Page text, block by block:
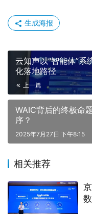
生成海报
云知声以“智能体”
化落地路径
上一篇
WAIC背后的终极命
序？
2025年7月27日 下午8:15
相关推荐